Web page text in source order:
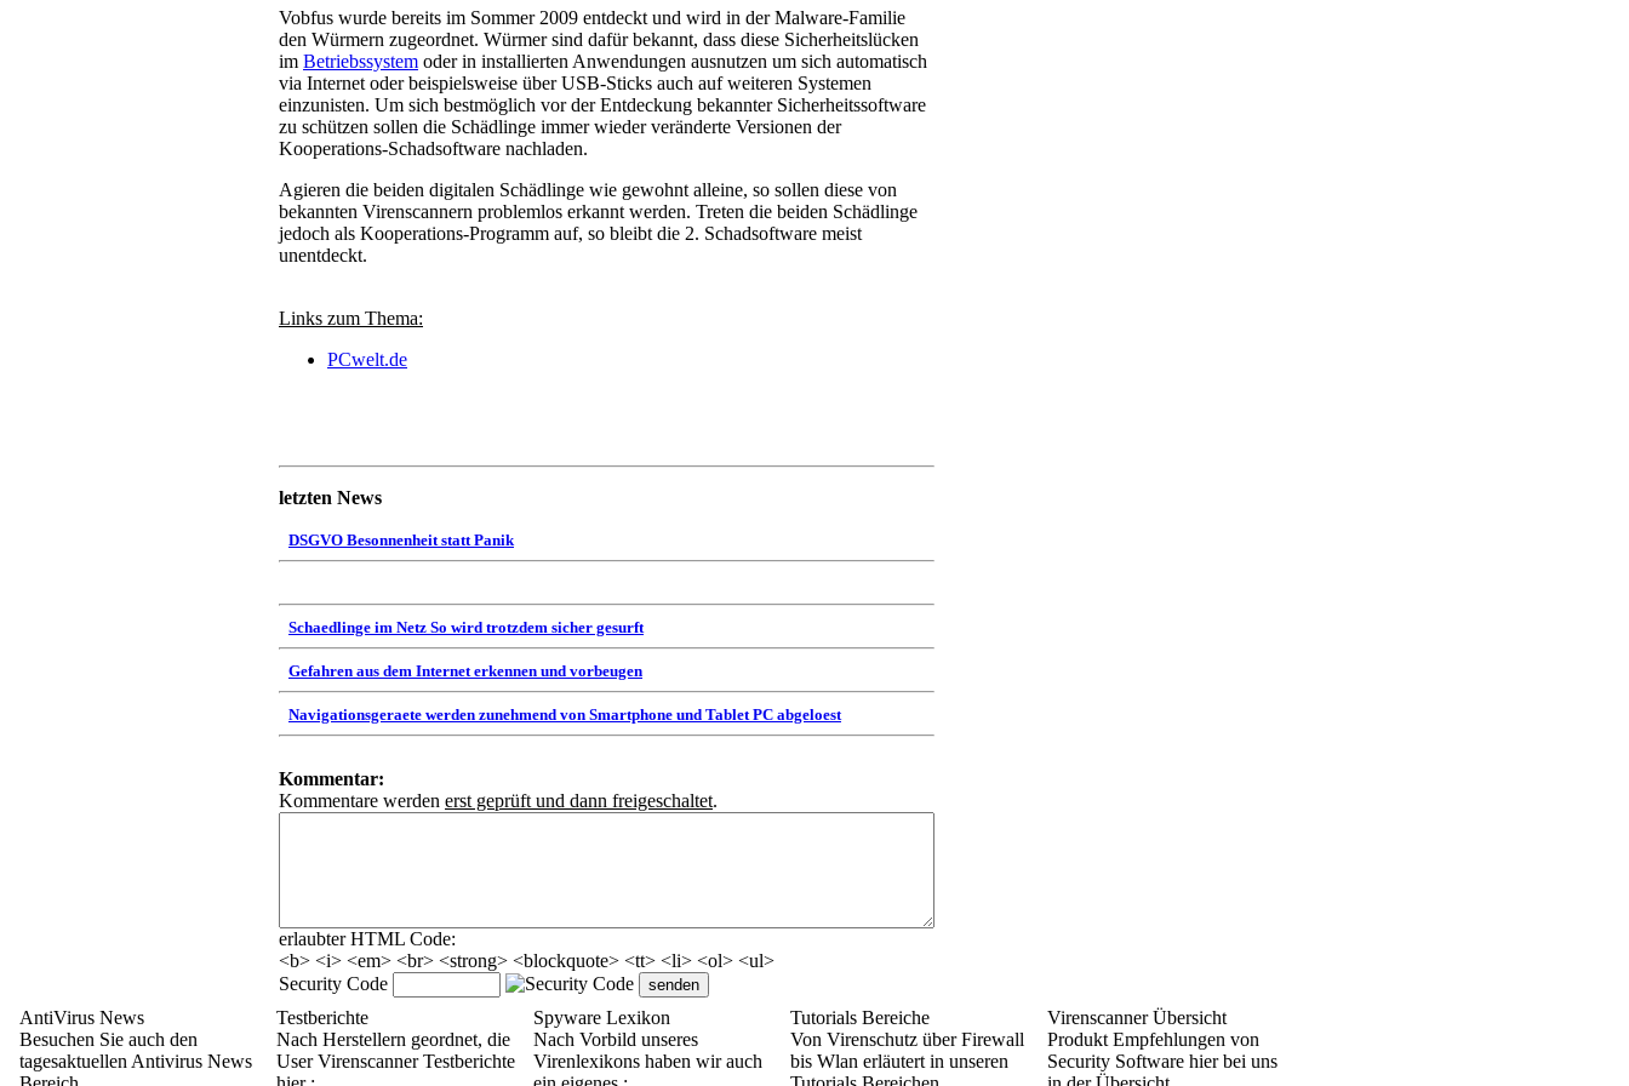
Vobfus wurde bereits im Sommer 2009 entdeckt und wird in der Malware-Familie
den Würmern zugeordnet. Würmer sind dafür bekannt, dass diese Sicherheitslücken
im Betriebssystem oder in installierten Anwendungen ausnutzen um sich automatisch
via Internet oder beispielsweise über USB-Sticks auch auf weiteren Systemen
einzunisten. Um sich bestmöglich vor der Entdeckung bekannter Sicherheitssoftware
zu schützen sollen die Schädlinge immer wieder veränderte Versionen der
Kooperations-Schadsoftware nachladen.
Agieren die beiden digitalen Schädlinge wie gewohnt alleine, so sollen diese von
bekannten Virenscannern problemlos erkannt werden. Treten die beiden Schädlinge
jedoch als Kooperations-Programm auf, so bleibt die 2. Schadsoftware meist
unentdeckt.
Links zum Thema:
PCwelt.de
letzten News
DSGVO Besonnenheit statt Panik
Schaedlinge im Netz So wird trotzdem sicher gesurft
Gefahren aus dem Internet erkennen und vorbeugen
Navigationsgeraete werden zunehmend von Smartphone und Tablet PC abgeloest
Kommentar:
Kommentare werden erst geprüft und dann freigeschaltet.
erlaubter HTML Code:
<b> <i> <em> <br> <strong> <blockquote> <tt> <li> <ol> <ul>
Security Code
AntiVirus News
Besuchen Sie auch den
tagesaktuellen Antivirus News
Testberichte
Nach Herstellern geordnet, die
User Virenscanner Testberichte
Spyware Lexikon
Nach Vorbild unseres
Virenlexikons haben wir auch
Tutorials Bereiche
Von Virenschutz über Firewall
bis Wlan erläutert in unseren
Virenscanner Übersicht
Produkt Empfehlungen von
Security Software hier bei uns